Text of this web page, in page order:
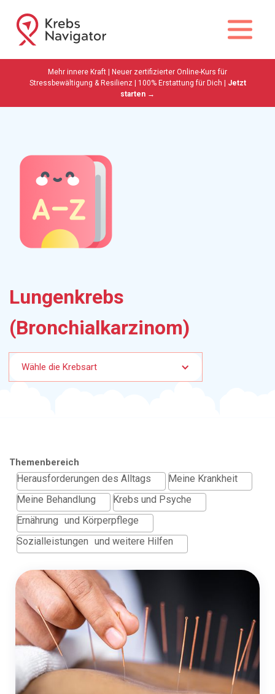
Mehr innere Kraft | Neuer zertifizierter Online-Kurs für
Stressbewältigung & Resilienz | 100% Erstattung für Dich |
Jetzt
starten →
Lungenkrebs
(Bronchialkarzinom)
Wähle die Krebsart
Themenbereich
Herausforderungen des Alltags
Meine Krankheit
Meine Behandlung
Krebs und Psyche
Ernährung und Körperpflege
Sozialleistungen und weitere Hilfen